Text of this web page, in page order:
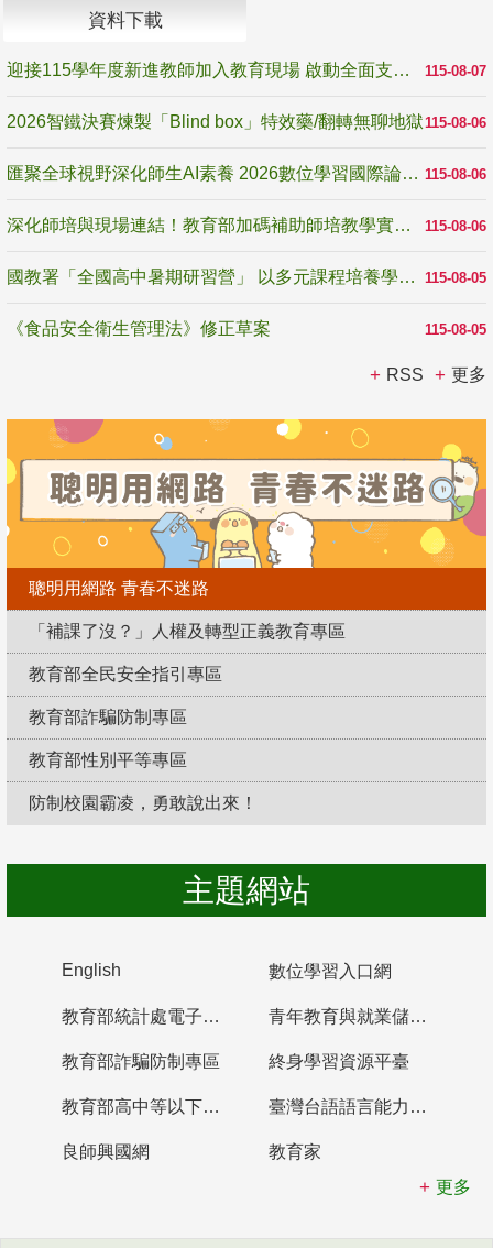
資料下載
115-08-07
迎接115學年度新進教師加入教育現場 啟動全面支持陪伴
115-08-06
2026智鐵決賽煉製「Blind box」特效藥/翻轉無聊地獄
115-08-06
匯聚全球視野深化師生AI素養 2026數位學習國際論壇高雄登場
115-08-06
深化師培與現場連結！教育部加碼補助師培教學實踐研究 10月師培國際研討會交流教學實踐經驗
115-08-05
國教署「全國高中暑期研習營」 以多元課程培養學生瞭解誠信專業與倫理價值
115-08-05
《食品安全衛生管理法》修正草案
RSS 更多
聰明用網路 青春不迷路
「補課了沒？」人權及轉型正義教育專區
教育部全民安全指引專區
教育部詐騙防制專區
教育部性別平等專區
防制校園霸凌，勇敢說出來！
主題網站
English 數位學習入口網
教育部統計處電子書櫃 青年教育與就業儲蓄帳戶
教育部詐騙防制專區 終身學習資源平臺
教育部高中等以下學校及幼兒園教師資格檢定考試 臺灣台語語言能力認證網站
良師興國網
教育家
更多